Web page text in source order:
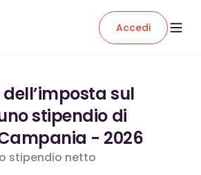
Accedi
sul
stipendio di
- 2026
stipendio netto